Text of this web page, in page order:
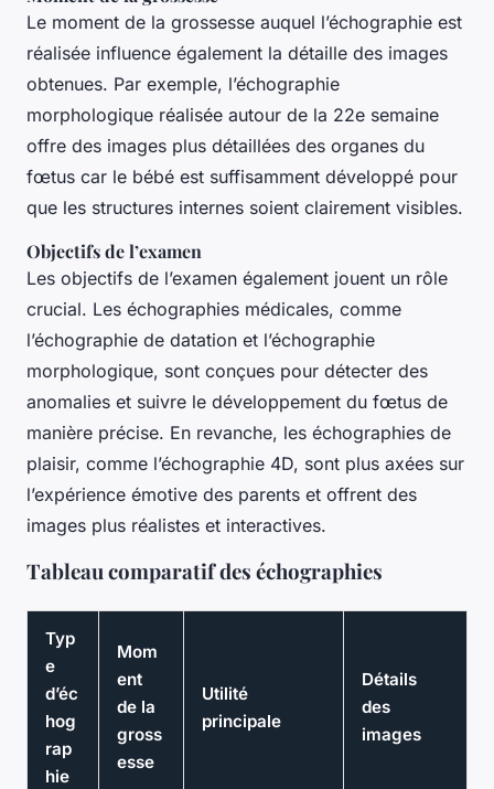
Le moment de la grossesse auquel l’échographie est
réalisée influence également la détaille des images
obtenues. Par exemple, l’échographie
morphologique réalisée autour de la 22e semaine
offre des images plus détaillées des organes du
fœtus car le bébé est suffisamment développé pour
que les structures internes soient clairement visibles.
Objectifs de l’examen
Les objectifs de l’examen également jouent un rôle
crucial. Les échographies médicales, comme
l’échographie de datation et l’échographie
morphologique, sont conçues pour détecter des
anomalies et suivre le développement du fœtus de
manière précise. En revanche, les échographies de
plaisir, comme l’échographie 4D, sont plus axées sur
l’expérience émotive des parents et offrent des
images plus réalistes et interactives.
Tableau comparatif des échographies
Typ
e
d’éc
hog
rap
hie
Mom
ent
de la
gross
esse
Utilité
principale
Détails
des
images